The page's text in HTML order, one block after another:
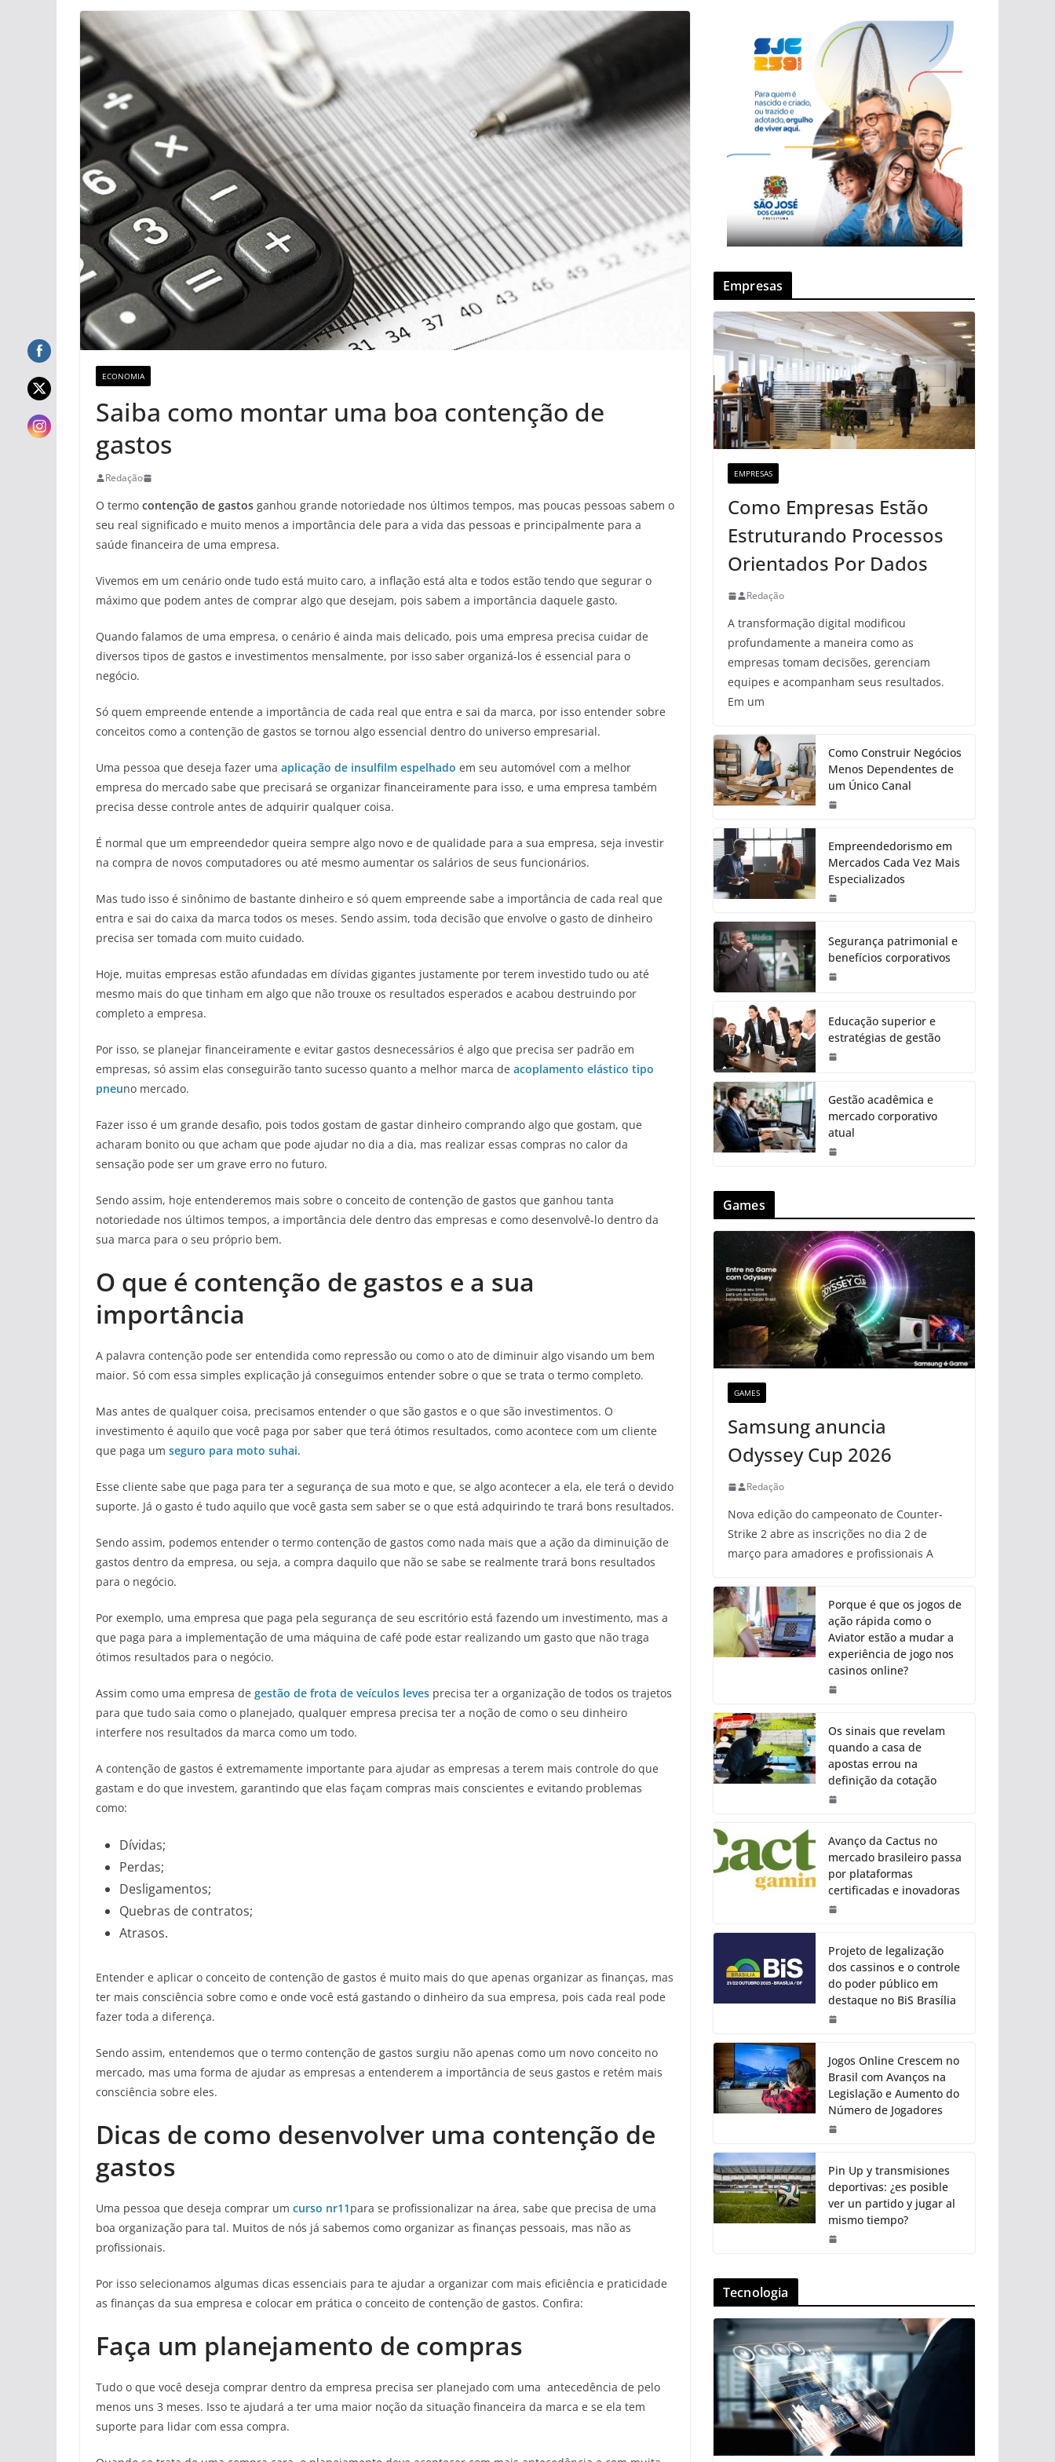
ECONOMIA
Saiba como montar uma boa contenção de
gastos
Redação
O termo contenção de gastos ganhou grande notoriedade nos últimos tempos, mas poucas pessoas sabem o
seu real significado e muito menos a importância dele para a vida das pessoas e principalmente para a
saúde financeira de uma empresa.
Vivemos em um cenário onde tudo está muito caro, a inflação está alta e todos estão tendo que segurar o
máximo que podem antes de comprar algo que desejam, pois sabem a importância daquele gasto.
Quando falamos de uma empresa, o cenário é ainda mais delicado, pois uma empresa precisa cuidar de
diversos tipos de gastos e investimentos mensalmente, por isso saber organizá-los é essencial para o
negócio.
Só quem empreende entende a importância de cada real que entra e sai da marca, por isso entender sobre
conceitos como a contenção de gastos se tornou algo essencial dentro do universo empresarial.
Uma pessoa que deseja fazer uma aplicação de insulfilm espelhado em seu automóvel com a melhor
empresa do mercado sabe que precisará se organizar financeiramente para isso, e uma empresa também
precisa desse controle antes de adquirir qualquer coisa.
É normal que um empreendedor queira sempre algo novo e de qualidade para a sua empresa, seja investir
na compra de novos computadores ou até mesmo aumentar os salários de seus funcionários.
Mas tudo isso é sinônimo de bastante dinheiro e só quem empreende sabe a importância de cada real que
entra e sai do caixa da marca todos os meses. Sendo assim, toda decisão que envolve o gasto de dinheiro
precisa ser tomada com muito cuidado.
Hoje, muitas empresas estão afundadas em dívidas gigantes justamente por terem investido tudo ou até
mesmo mais do que tinham em algo que não trouxe os resultados esperados e acabou destruindo por
completo a empresa.
Por isso, se planejar financeiramente e evitar gastos desnecessários é algo que precisa ser padrão em
empresas, só assim elas conseguirão tanto sucesso quanto a melhor marca de acoplamento elástico tipo
pneuno mercado.
Fazer isso é um grande desafio, pois todos gostam de gastar dinheiro comprando algo que gostam, que
acharam bonito ou que acham que pode ajudar no dia a dia, mas realizar essas compras no calor da
sensação pode ser um grave erro no futuro.
Sendo assim, hoje entenderemos mais sobre o conceito de contenção de gastos que ganhou tanta
notoriedade nos últimos tempos, a importância dele dentro das empresas e como desenvolvê-lo dentro da
sua marca para o seu próprio bem.
O que é contenção de gastos e a sua
importância
A palavra contenção pode ser entendida como repressão ou como o ato de diminuir algo visando um bem
maior. Só com essa simples explicação já conseguimos entender sobre o que se trata o termo completo.
Mas antes de qualquer coisa, precisamos entender o que são gastos e o que são investimentos. O
investimento é aquilo que você paga por saber que terá ótimos resultados, como acontece com um cliente
que paga um seguro para moto suhai.
Esse cliente sabe que paga para ter a segurança de sua moto e que, se algo acontecer a ela, ele terá o devido
suporte. Já o gasto é tudo aquilo que você gasta sem saber se o que está adquirindo te trará bons resultados.
Sendo assim, podemos entender o termo contenção de gastos como nada mais que a ação da diminuição de
gastos dentro da empresa, ou seja, a compra daquilo que não se sabe se realmente trará bons resultados
para o negócio.
Por exemplo, uma empresa que paga pela segurança de seu escritório está fazendo um investimento, mas a
que paga para a implementação de uma máquina de café pode estar realizando um gasto que não traga
ótimos resultados para o negócio.
Assim como uma empresa de gestão de frota de veículos leves precisa ter a organização de todos os trajetos
para que tudo saia como o planejado, qualquer empresa precisa ter a noção de como o seu dinheiro
interfere nos resultados da marca como um todo.
A contenção de gastos é extremamente importante para ajudar as empresas a terem mais controle do que
gastam e do que investem, garantindo que elas façam compras mais conscientes e evitando problemas
como:
Dívidas;
Perdas;
Desligamentos;
Quebras de contratos;
Atrasos.
Entender e aplicar o conceito de contenção de gastos é muito mais do que apenas organizar as finanças, mas
ter mais consciência sobre como e onde você está gastando o dinheiro da sua empresa, pois cada real pode
fazer toda a diferença.
Sendo assim, entendemos que o termo contenção de gastos surgiu não apenas como um novo conceito no
mercado, mas uma forma de ajudar as empresas a entenderem a importância de seus gastos e retém mais
consciência sobre eles.
Dicas de como desenvolver uma contenção de
gastos
Uma pessoa que deseja comprar um curso nr11para se profissionalizar na área, sabe que precisa de uma
boa organização para tal. Muitos de nós já sabemos como organizar as finanças pessoais, mas não as
profissionais.
Por isso selecionamos algumas dicas essenciais para te ajudar a organizar com mais eficiência e praticidade
as finanças da sua empresa e colocar em prática o conceito de contenção de gastos. Confira:
Faça um planejamento de compras
Tudo o que você deseja comprar dentro da empresa precisa ser planejado com uma antecedência de pelo
menos uns 3 meses. Isso te ajudará a ter uma maior noção da situação financeira da marca e se ela tem
suporte para lidar com essa compra.
Empresas
EMPRESAS
Como Empresas Estão
Estruturando Processos
Orientados Por Dados
Redação
A transformação digital modificou
profundamente a maneira como as
empresas tomam decisões, gerenciam
equipes e acompanham seus resultados.
Em um
Como Construir Negócios
Menos Dependentes de
um Único Canal
Empreendedorismo em
Mercados Cada Vez Mais
Especializados
Segurança patrimonial e
benefícios corporativos
Educação superior e
estratégias de gestão
Gestão acadêmica e
mercado corporativo
atual
Games
GAMES
Samsung anuncia
Odyssey Cup 2026
Redação
Nova edição do campeonato de Counter-
Strike 2 abre as inscrições no dia 2 de
março para amadores e profissionais A
Porque é que os jogos de
ação rápida como o
Aviator estão a mudar a
experiência de jogo nos
casinos online?
Os sinais que revelam
quando a casa de
apostas errou na
definição da cotação
Avanço da Cactus no
mercado brasileiro passa
por plataformas
certificadas e inovadoras
Projeto de legalização
dos cassinos e o controle
do poder público em
destaque no BiS Brasília
Jogos Online Crescem no
Brasil com Avanços na
Legislação e Aumento do
Número de Jogadores
Pin Up y transmisiones
deportivas: ¿es posible
ver un partido y jugar al
mismo tiempo?
Tecnologia